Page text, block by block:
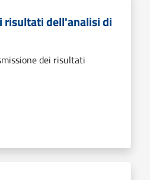
risultati dell'analisi di
dei risultati